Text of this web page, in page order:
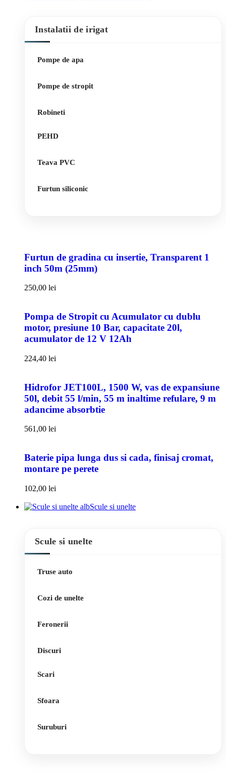
Instalatii de irigat
Pompe de apa
Pompe de stropit
Robineti
PEHD
Teava PVC
Furtun siliconic
Furtun de gradina cu insertie, Transparent 1
inch 50m (25mm)
250,00 lei
Pompa de Stropit cu Acumulator cu dublu
motor, presiune 10 Bar, capacitate 20l,
acumulator de 12 V 12Ah
224,40 lei
Hidrofor JET100L, 1500 W, vas de expansiune
50l, debit 55 l/min, 55 m inaltime refulare, 9 m
adancime absorbtie
561,00 lei
Baterie pipa lunga dus si cada, finisaj cromat,
montare pe perete
102,00 lei
Scule si unelte
Scule si unelte
Truse auto
Cozi de unelte
Feronerii
Discuri
Scari
Sfoara
Suruburi